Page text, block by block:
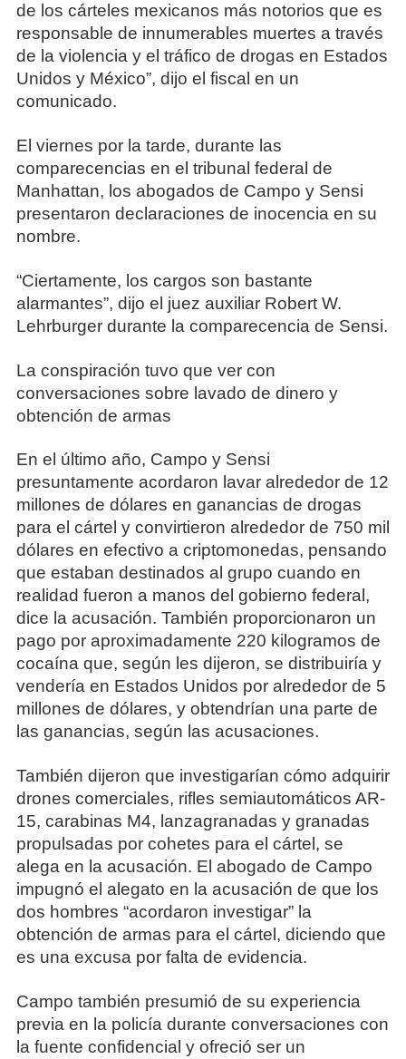
de los cárteles mexicanos más notorios que es
responsable de innumerables muertes a través
de la violencia y el tráfico de drogas en Estados
Unidos y México”, dijo el fiscal en un
comunicado.
El viernes por la tarde, durante las
comparecencias en el tribunal federal de
Manhattan, los abogados de Campo y Sensi
presentaron declaraciones de inocencia en su
nombre.
“Ciertamente, los cargos son bastante
alarmantes”, dijo el juez auxiliar Robert W.
Lehrburger durante la comparecencia de Sensi.
La conspiración tuvo que ver con
conversaciones sobre lavado de dinero y
obtención de armas
En el último año, Campo y Sensi
presuntamente acordaron lavar alrededor de 12
millones de dólares en ganancias de drogas
para el cártel y convirtieron alrededor de 750 mil
dólares en efectivo a criptomonedas, pensando
que estaban destinados al grupo cuando en
realidad fueron a manos del gobierno federal,
dice la acusación. También proporcionaron un
pago por aproximadamente 220 kilogramos de
cocaína que, según les dijeron, se distribuiría y
vendería en Estados Unidos por alrededor de 5
millones de dólares, y obtendrían una parte de
las ganancias, según las acusaciones.
También dijeron que investigarían cómo adquirir
drones comerciales, rifles semiautomáticos AR-
15, carabinas M4, lanzagranadas y granadas
propulsadas por cohetes para el cártel, se
alega en la acusación. El abogado de Campo
impugnó el alegato en la acusación de que los
dos hombres “acordaron investigar” la
obtención de armas para el cártel, diciendo que
es una excusa por falta de evidencia.
Campo también presumió de su experiencia
previa en la policía durante conversaciones con
la fuente confidencial y ofreció ser un